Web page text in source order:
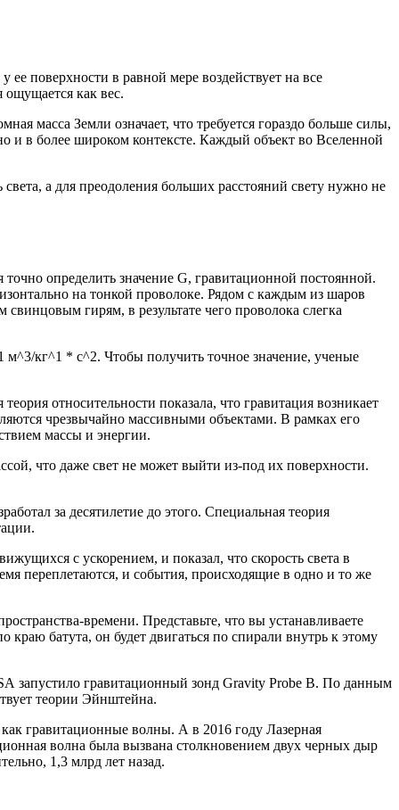
поверхности в равной мере воздействует на все
ощущается как вес.
масса Земли означает, что требуется гораздо больше силы,
и в более широком контексте. Каждый объект во Вселенной
а для преодоления больших расстояний свету нужно не
определить значение G, гравитационной постоянной.
на тонкой проволоке. Рядом с каждым из шаров
гирям, в результате чего проволока слегка
м^3/кг^1 * с^2. Чтобы получить точное значение, ученые
относительности показала, что гравитация возникает
чрезвычайно массивными объектами. В рамках его
массы и энергии.
что даже свет не может выйти из-под их поверхности.
за десятилетие до этого. Специальная теория
с ускорением, и показал, что скорость света в
переплетаются, и события, происходящие в одно и то же
времени. Представьте, что вы устанавливаете
батута, он будет двигаться по спирали внутрь к этому
запустило гравитационный зонд Gravity Probe B. По данным
теории Эйнштейна.
гравитационные волны. А в 2016 году Лазерная
волна была вызвана столкновением двух черных дыр
1,3 млрд лет назад.